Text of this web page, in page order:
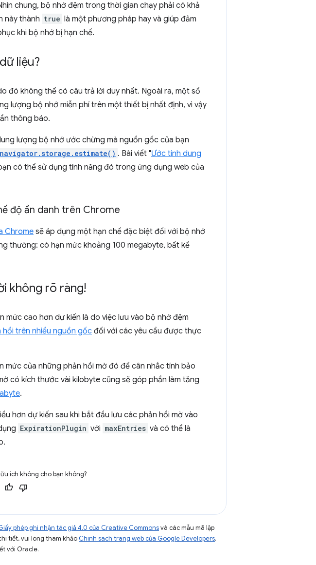
chung, bộ nhớ đệm trong thời gian chạy phải có khả
này thành true là một phương pháp hay và giúp đảm
khi bộ nhớ bị hạn chế.
liệu?
đó không thể có câu trả lời duy nhất. Ngoài ra, một số
lượng bộ nhớ miễn phí trên một thiết bị nhất định, vì vậy
thông báo.
lượng bộ nhớ ước chừng mà nguồn gốc của bạn
navigator.storage.estimate() . Bài viết "Ước tính dung
có thể sử dụng tính năng đó trong ứng dụng web của
độ ẩn danh trên Chrome
Chromesẽ áp dụng một hạn chế đặc biệt đối với bộ nhớ
thường: có hạn mức khoảng 100 megabyte, bất kể
không rõ ràng!
mức cao hơn dự kiến là do việc lưu vào bộ nhớ đệm
hồi trên nhiều nguồn gốcđối với các yêu cầu được thực
của những phản hồi mờ đó để cân nhắc tính bảo
có kích thước vài kilobyte cũng sẽ góp phần làm tăng
.
hơn dự kiến sau khi bắt đầu lưu các phản hồi mờ vào
ExpirationPlugin với maxEntries và có thể là
ích không cho bạn không?
phép ghi nhận tác giả 4.0 của Creative Commonsvà các mẫu mã lập
tiết, vui lòng tham khảo Chính sách trang web của Google Developers.
với Oracle.